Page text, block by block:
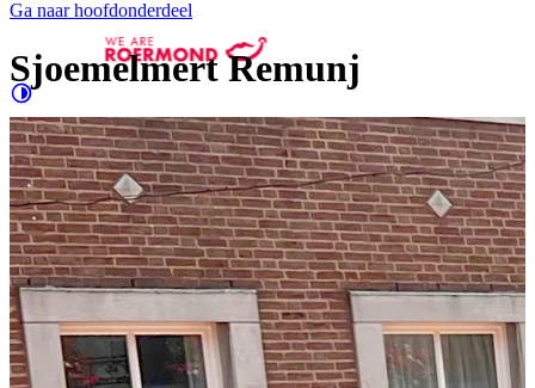
Ga naar hoofdonderdeel
Contrastverhogen
Grotere letters
Shopping
Sjoemelmert Remunj